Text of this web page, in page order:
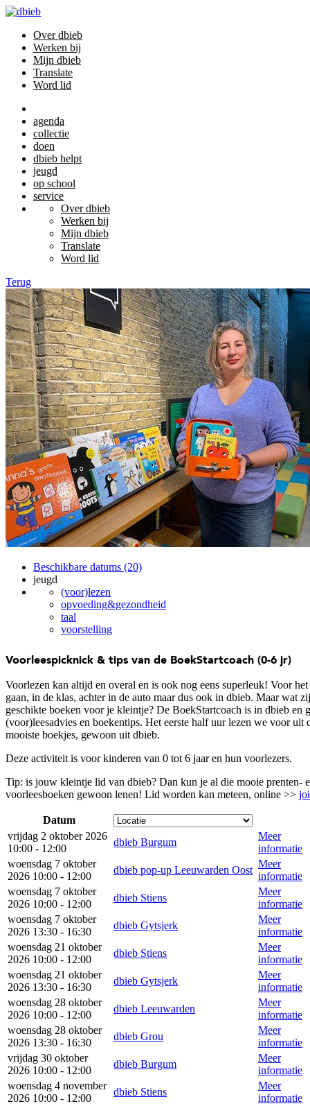
Over dbieb
Werken bij
Mijn dbieb
Translate
Word lid
agenda
collectie
doen
dbieb helpt
jeugd
op school
service
Over dbieb
Werken bij
Mijn dbieb
Translate
Word lid
Terug
Beschikbare datums (20)
jeugd
(voor)lezen
opvoeding&gezondheid
taal
voorstelling
Voorleespicknick & tips van de BoekStartcoach (0-6 jr)
Voorlezen kan altijd en overal en is ook nog eens superleuk! Voor het
gaan, in de klas, achter in de auto maar dus ook in dbieb. Maar wat
geschikte boeken voor je kleintje? De BoekStartcoach is in dbieb en
(voor)leesadvies en boekentips. Het eerste half uur lezen we voor uit
mooiste boekjes, gewoon uit dbieb.
Deze activiteit is voor kinderen van 0 tot 6 jaar en hun voorlezers.
Tip: is jouw kleintje lid van dbieb? Dan kun je al die mooie prenten-
voorleesboeken gewoon lenen! Lid worden kan meteen, online >>
Datum
vrijdag 2 oktober 2026
10:00 - 12:00
dbieb Burgum
Meer
informatie
woensdag 7 oktober
2026 10:00 - 12:00
dbieb pop-up Leeuwarden Oost
Meer
informatie
woensdag 7 oktober
2026 10:00 - 12:00
dbieb Stiens
Meer
informatie
woensdag 7 oktober
2026 13:30 - 16:30
dbieb Gytsjerk
Meer
informatie
woensdag 21 oktober
2026 10:00 - 12:00
dbieb Stiens
Meer
informatie
woensdag 21 oktober
2026 13:30 - 16:30
dbieb Gytsjerk
Meer
informatie
woensdag 28 oktober
2026 10:00 - 12:00
dbieb Leeuwarden
Meer
informatie
woensdag 28 oktober
2026 13:30 - 16:30
dbieb Grou
Meer
informatie
vrijdag 30 oktober
2026 10:00 - 12:00
dbieb Burgum
Meer
informatie
woensdag 4 november
2026 10:00 - 12:00
dbieb Stiens
Meer
informatie